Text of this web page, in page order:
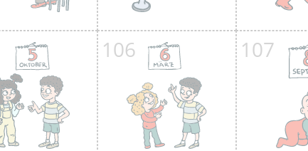
106 107